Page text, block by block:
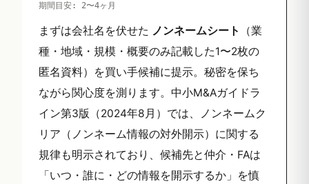
期間目安: 2〜4ヶ月
まずは会社名を伏せた ノンネームシート
（業
種・地域・規模・概要のみ記載した1〜2枚の
匿名資料）を買い手候補に提示。秘密を保ち
ながら関心度を測ります。中小M&Aガイドラ
イン第3版（2024年8月）では、ノンネームク
リア（ノンネーム情報の対外開示）に関する
規律も明示されており、候補先と仲介・FAは
「いつ・誰に・どの情報を開示するか」を慎